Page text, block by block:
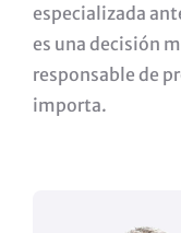
especializada
es una decisión
responsable de
importa.